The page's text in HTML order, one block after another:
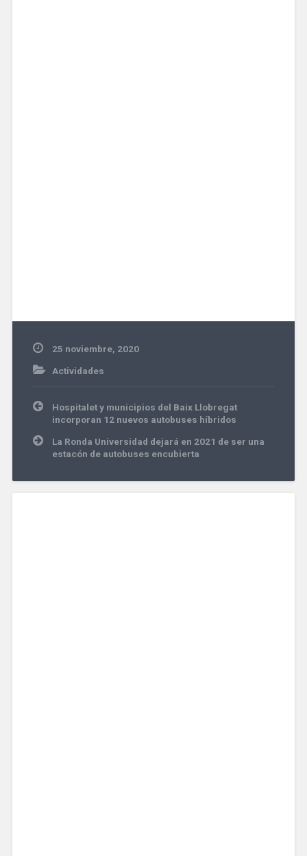
25 noviembre, 2020
Actividades
Navegación
entradas
Hospitalet y municipios del Baix Llobregat
incorporan 12 nuevos autobuses híbridos
La Ronda Universidad dejará en 2021 de ser una
estacón de autobuses encubierta